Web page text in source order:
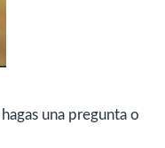
una pregunta o